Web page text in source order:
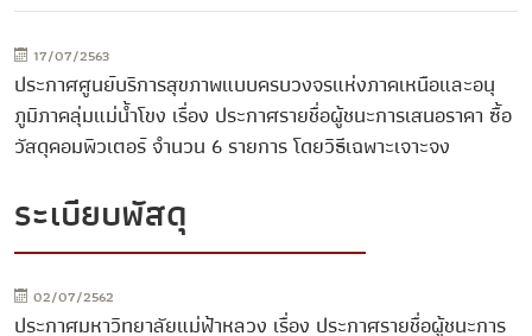
17/07/2563
ประกาศศูนย์บริการสุขภาพแบบครบวงจรแห่งภาคเหนือและอนุ
ภูมิภาคลุ่มแม่น้ำโขง เรื่อง ประกาศรายชื่อผู้ชนะการเสนอราคา ซื้อ
วัสดุคอมพิวเตอร์ จำนวน 6 รายการ โดยวิธีเฉพาะเจาะจง
ระเบียบพัสดุ
02/07/2562
ประกาศมหาวิทยาลัยแม่ฟ้าหลวง เรื่อง ประกาศรายชื่อผู้ชนะการ